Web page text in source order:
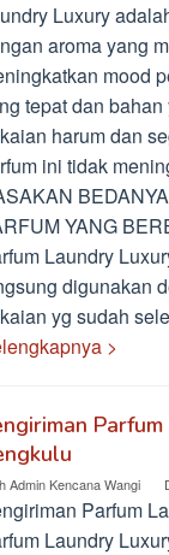
Luxury
aroma yang
mood
tepat dan
harum dan
ini tidak
YANG
Laundry
digunakan
yg sudah
>
Admin Kencana Wangi
Parfum
Laundry